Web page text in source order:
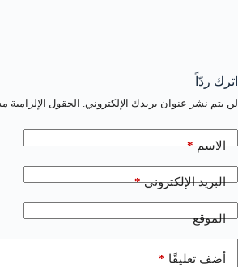
اترك ردّاً
لن يتم نشر عنوان بريدك الإلكتروني. الحقول الإلزامية
الاسم*
البريد الإلكتروني*
الموقع
أضف تعليقًا *